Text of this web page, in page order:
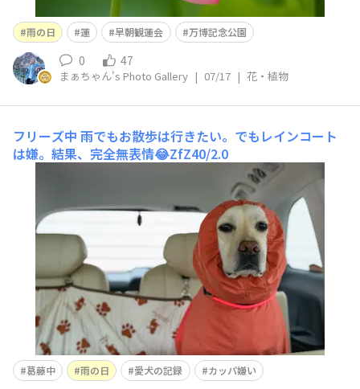
雨の日 蓮 早朝観蓮会 万博記念公園
0 47
まぁちゃん's Photo Gallery | 07/17 | 花・植物
フリーズ中 雨でもお散歩は行きたい。でもレインコート
は嫌。結果、完全無表情😂​ZfZ40/2.0
葛藤中 雨の日 愛犬の記録 カッパ嫌い